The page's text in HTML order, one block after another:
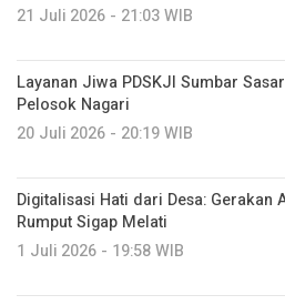
21 Juli 2026 - 21:03 WIB
Layanan Jiwa PDSKJI Sumbar Sasar
Pelosok Nagari
20 Juli 2026 - 20:19 WIB
Digitalisasi Hati dari Desa: Gerakan
Rumput Sigap Melati
1 Juli 2026 - 19:58 WIB